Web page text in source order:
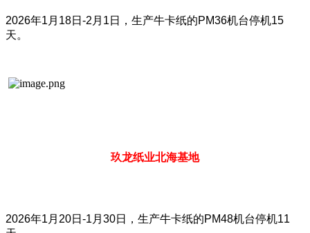
2026年1月18日-2月1日，生产牛卡纸的PM36机台停机15
天。
玖龙纸业北海基地
2026年1月20日-1月30日，生产牛卡纸的PM48机台停机11